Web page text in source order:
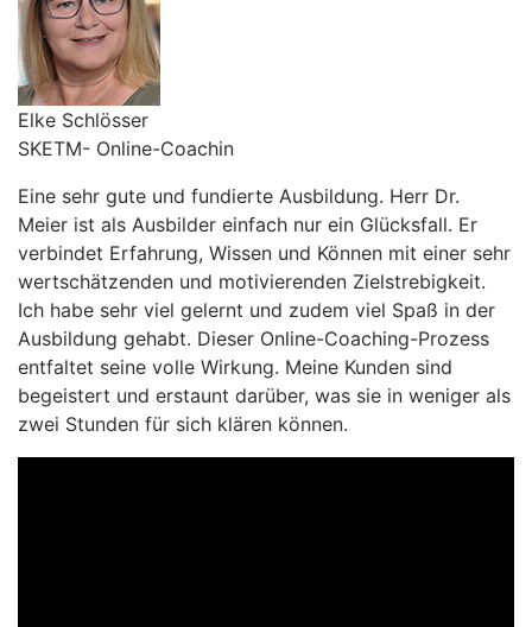
Elke Schlösser
SKETM- Online-Coachin
Eine sehr gute und fundierte Ausbildung. Herr Dr.
Meier ist als Ausbilder einfach nur ein Glücksfall. Er
verbindet Erfahrung, Wissen und Können mit einer sehr
wertschätzenden und motivierenden Zielstrebigkeit.
Ich habe sehr viel gelernt und zudem viel Spaß in der
Ausbildung gehabt. Dieser Online-Coaching-Prozess
entfaltet seine volle Wirkung. Meine Kunden sind
begeistert und erstaunt darüber, was sie in weniger als
zwei Stunden für sich klären können.